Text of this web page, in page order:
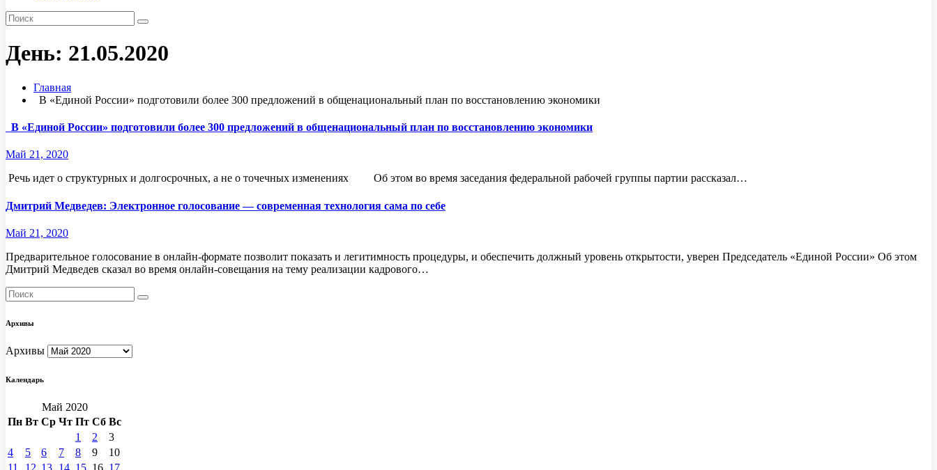
День: 21.05.2020
Главная
​ ​ В «Единой России» подготовили более 300 предложений в общенациональный план по восстановлению экономики
​ ​ В «Единой России» подготовили более 300 предложений в общенациональный план по восстановлению экономики
Май 21, 2020
​ ​Речь идет о структурных и долгосрочных, а не о точечных изменениях ​ ​ ​ ​ ​ ​ ​ ​ Об​ этом во​ время заседания федеральной рабочей группы партии рассказал…
Дмитрий Медведев: Электронное голосование — современная технология сама по себе
Май 21, 2020
Предварительное голосование в онлайн-формате позволит показать и легитимность процедуры, и обеспечить должный уровень открытости, уверен Председатель «Единой России» Об​ этом​
Дмитрий Медведев​ сказал во​ время онлайн-совещания на​ тему реализации кадрового…
Архивы
Архивы
Календарь
Май 2020
Пн Вт Ср Чт Пт Сб Вс
1
2
3
4
5 6 7 8 9
10
11
12 13 14 15 16 17